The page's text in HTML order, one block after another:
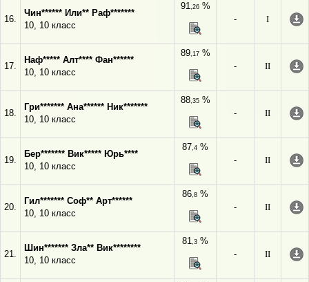
16.
Чин****** Или** Раф*******
10, 10 класс
91,26%
-
I
17.
Наф***** Алт**** Фан******
10, 10 класс
89,17%
-
II
18.
Гри******* Ана****** Ник*******
10, 10 класс
88,35%
-
II
19.
Бер******* Вик***** Юрь****
10, 10 класс
87,4 %
-
II
20.
Гил******* Соф** Арт******
10, 10 класс
86,8 %
-
II
21.
Шин******* Зла** Вик********
10, 10 класс
81,3 %
-
II